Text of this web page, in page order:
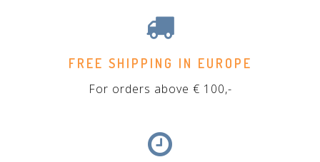
FREE SHIPPING IN EUROPE
For orders above € 100,-